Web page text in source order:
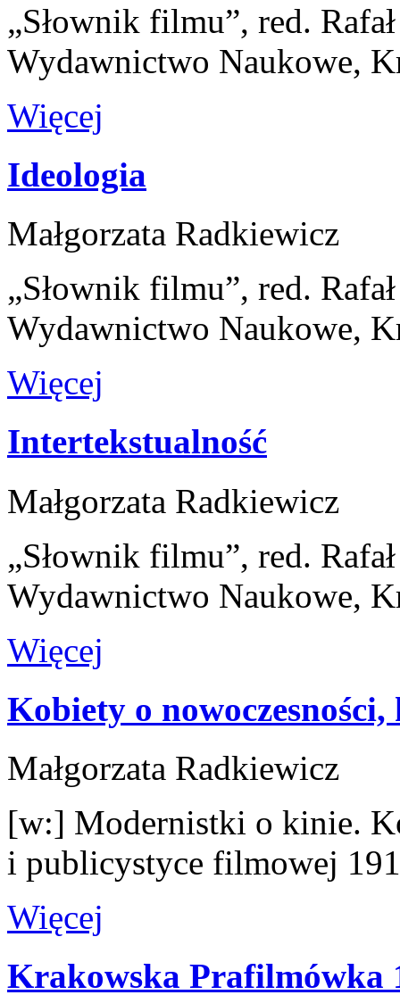
„Słownik filmu”, red.
Wydawnictwo Naukowe,
Więcej
Ideologia
Małgorzata Radkiewicz
„Słownik filmu”, red.
Wydawnictwo Naukowe,
Więcej
Intertekstualność
Małgorzata Radkiewicz
„Słownik filmu”, red.
Wydawnictwo Naukowe,
Więcej
Kobiety o
Małgorzata Radkiewicz
[w:] Modernistki o kinie.
i publicystyce filmowej
Więcej
Krakowska Prafilmówka